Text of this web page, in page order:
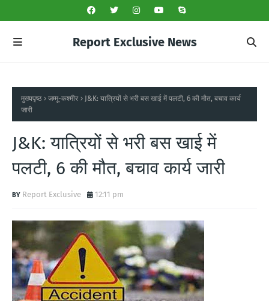
Report Exclusive News
मुख्यपृष्ठ जम्मू-कश्मीर
J&K: यात्रियों से भरी बस खाई में पलटी, 6 की मौत, बचाव कार्य
जारी
J&K: यात्रियों से भरी बस खाई में
पलटी, 6 की मौत, बचाव कार्य जारी
Report Exclusive 12:11 pm